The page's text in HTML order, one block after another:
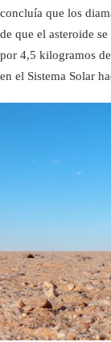
concluía que los
de que el asteroide
por 4,5 kilogramos
en el Sistema Solar